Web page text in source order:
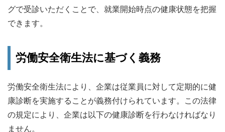
グで受診いただくことで、就業開始時点の健康状態を把握
できます。
労働安全衛生法に基づく義務
労働安全衛生法により、企業は従業員に対して定期的に健
康診断を実施することが義務付けられています。この法律
の規定により、企業は以下の健康診断を行わなければなり
ません。